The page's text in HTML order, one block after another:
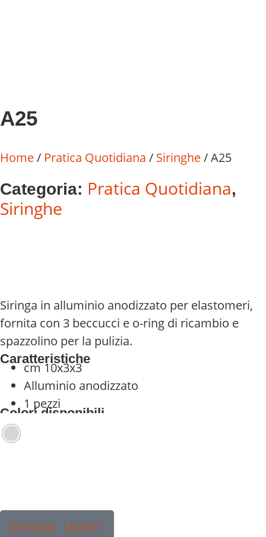
A25
Home/ Pratica Quotidiana / Siringhe/ A25
Categoria: Pratica Quotidiana,
Siringhe
Siringa in alluminio anodizzato per elastomeri,
fornita con 3 beccucci e o-ring di ricambio e
spazzolino per la pulizia.
Caratteristiche
cm 10x3x3
Alluminio anodizzato
1 pezzi
Colori disponibili
CHIEDI INFO!